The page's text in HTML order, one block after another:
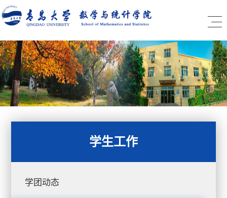
学生工作
学团动态